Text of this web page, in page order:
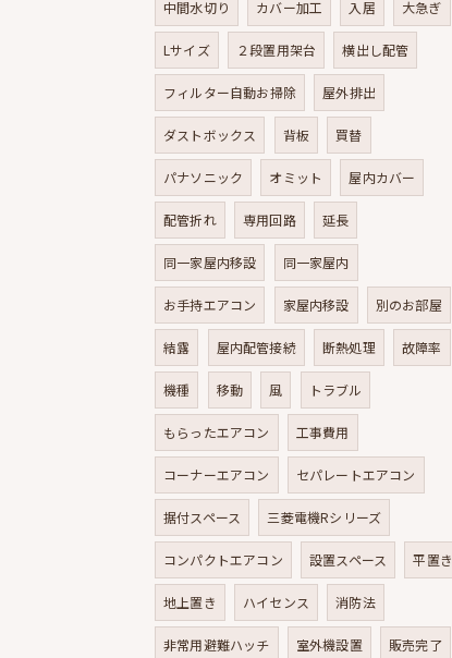
中間水切り カバー加工 入居 大急ぎ
Lサイズ ２段置用架台 横出し配管
フィルター自動お掃除 屋外排出
ダストボックス 背板 買替
パナソニック オミット 屋内カバー
配管折れ 専用回路 延長
同一家屋内移設 同一家屋内
お手持エアコン 家屋内移設 別のお部屋
結露 屋内配管接続 断熱処理 故障率
機種 移動 風 トラブル
もらったエアコン 工事費用
コーナーエアコン セパレートエアコン
据付スペース 三菱電機Rシリーズ
コンパクトエアコン 設置スペース 平置き
地上置き ハイセンス 消防法
非常用避難ハッチ 室外機設置 販売完了